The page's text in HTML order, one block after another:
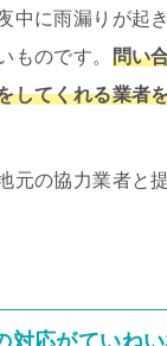
中に雨漏りが起
ものです。 問い
してくれる業者
元の協力業者と
対応がていねい